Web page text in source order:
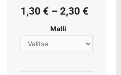
1,30 € – 2,30 €
Malli